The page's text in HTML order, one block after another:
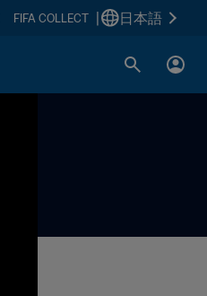
FIFA COLLECT 日本語